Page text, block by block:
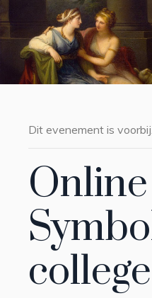
Dit evenement is voorbij.